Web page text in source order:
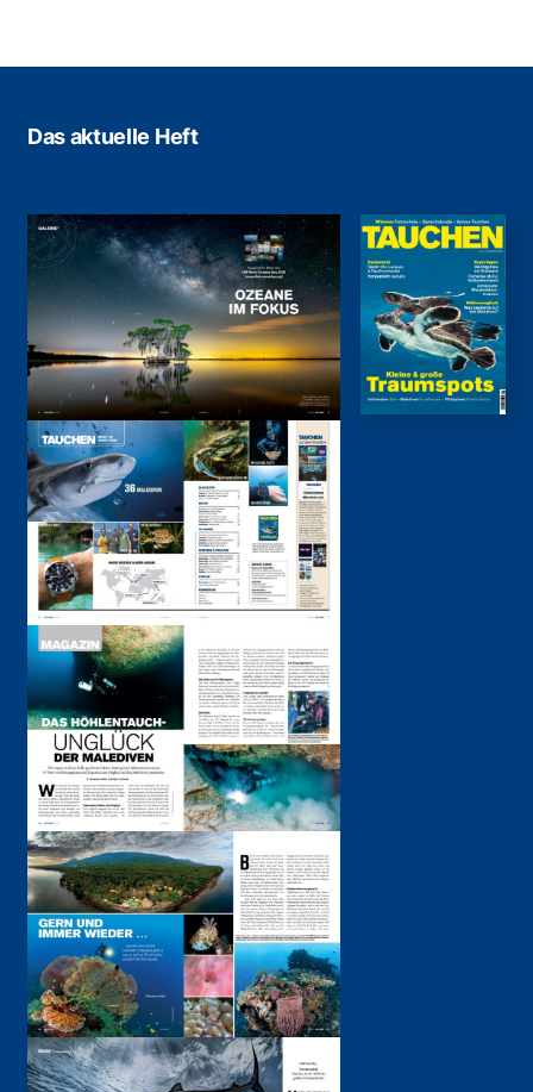
Das aktuelle Heft